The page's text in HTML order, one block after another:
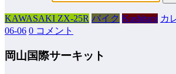
KAWASAKI ZX-25R バイク Kushitani カ
06-06 0 コメント
岡山国際サーキット